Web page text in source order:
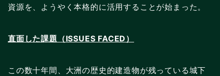
資源を、ようやく本格的に活用することが始まった。
直面した課題（ISSUES FACED）
この数十年間、大洲の歴史的建造物が残っている城下